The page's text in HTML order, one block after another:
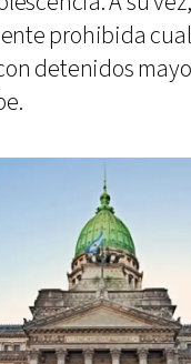
prohibida
detenidos